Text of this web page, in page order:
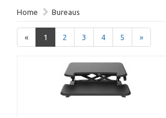
Home Bureaus
« 1 2 3 4 5 »